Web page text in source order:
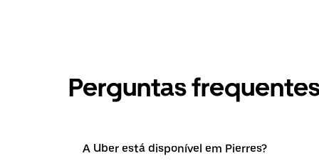
Perguntas
A Uber está disponível em Pierres?